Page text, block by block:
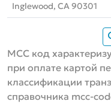
Inglewood, CA 90301
MCC код
при оплате картой
классификации
справочника mcc-